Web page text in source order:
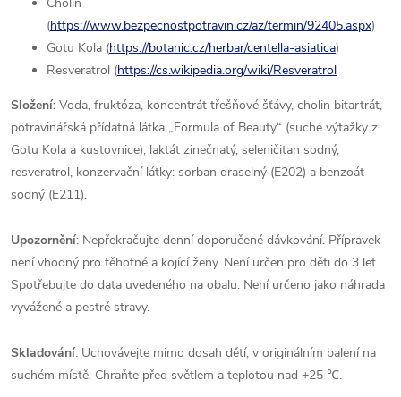
(https://www.bezpecnostpotravin.cz/az/termin/92405.aspx)
Gotu Kola (https://botanic.cz/herbar/centella-asiatica)
Resveratrol (https://cs.wikipedia.org/wiki/Resveratrol
Složení: Voda, fruktóza, koncentrát třešňové šťávy, cholin bitartrát,
potravinářská přídatná látka „Formula of Beauty“ (suché výtažky z
Gotu Kola a kustovnice), laktát zinečnatý, seleničitan sodný,
resveratrol, konzervační látky: sorban draselný (E202) a benzoát
sodný (E211).
Upozornění: Nepřekračujte denní doporučené dávkování. Přípravek
není vhodný pro těhotné a kojící ženy. Není určen pro děti do 3 let.
Spotřebujte do data uvedeného na obalu. Není určeno jako náhrada
vyvážené a pestré stravy.
Skladování: Uchovávejte mimo dosah dětí, v originálním balení na
suchém místě. Chraňte před světlem a teplotou nad +25 ℃.